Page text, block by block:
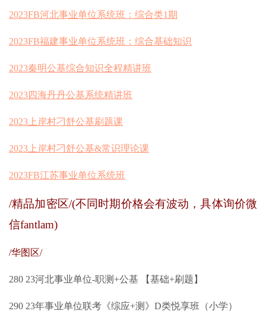
2023FB河北事业单位系统班：综合类1期
2023FB福建事业单位系统班：综合基础知识
2023秦明公基综合知识全程精讲班
2023四海丹丹公基系统精讲班
2023上岸村刁舒公基刷题课
2023上岸村刁舒公基&常识理论课
2023FB江苏事业单位系统班
/精品加密区/(不同时期价格会有波动，具体询价微
信fantlam)
/华图区/
280 23河北事业单位-职测+公基 【基础+刷题】
290 23年事业单位联考《综应+测》D类悦享班（小学）